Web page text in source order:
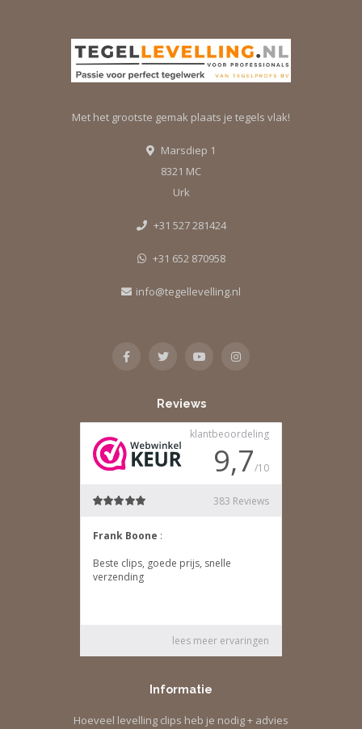
Met het grootste gemak plaats je tegels vlak!
Marsdiep 1
8321 MC
Urk
+31 527 281424
+31 652 870958
info@tegellevelling.nl
Reviews
Informatie
Hoeveel levelling clips heb je nodig + advies